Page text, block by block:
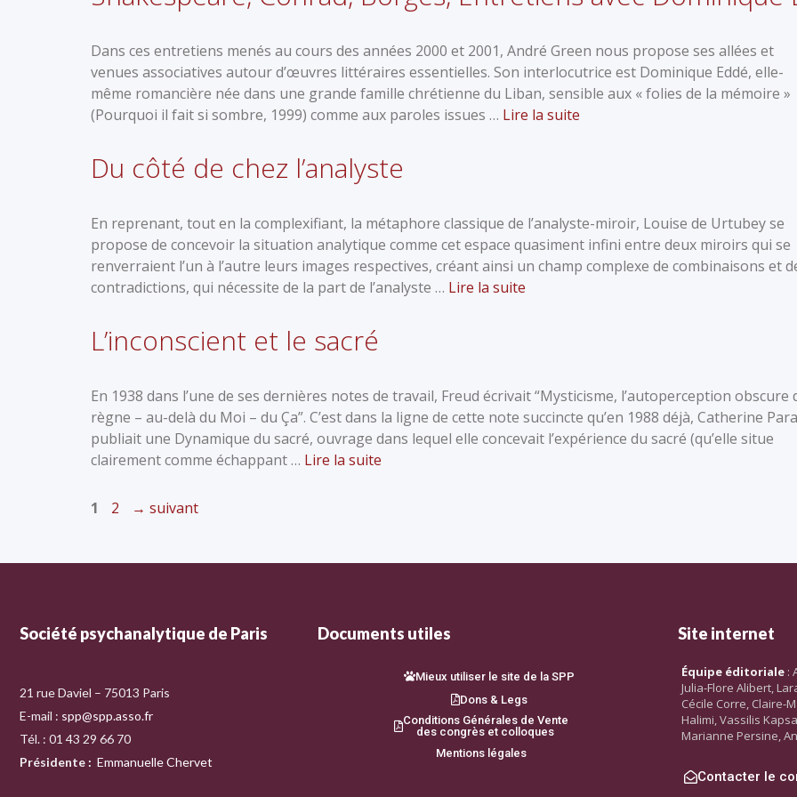
Dans ces entretiens menés au cours des années 2000 et 2001, André Green nous propose ses allées et
venues associatives autour d’œuvres littéraires essentielles. Son interlocutrice est Dominique Eddé, elle-
même romancière née dans une grande famille chrétienne du Liban, sensible aux « folies de la mémoire »
(Pourquoi il fait si sombre, 1999) comme aux paroles issues … Lire la suite
Du côté de chez l’analyste
En reprenant, tout en la complexifiant, la métaphore classique de l’analyste-miroir, Louise de Urtubey se
propose de concevoir la situation analytique comme cet espace quasiment infini entre deux miroirs qui se
renverraient l’un à l’autre leurs images respectives, créant ainsi un champ complexe de combinaisons et
contradictions, qui nécessite de la part de l’analyste … Lire la suite
L’inconscient et le sacré
En 1938 dans l’une de ses dernières notes de travail, Freud écrivait “Mysticisme, l’autoperception obscure
règne – au-delà du Moi – du Ça”. C’est dans la ligne de cette note succincte qu’en 1988 déjà, Catherine
publiait une Dynamique du sacré, ouvrage dans lequel elle concevait l’expérience du sacré (qu’elle situe
clairement comme échappant … Lire la suite
1 2 → suivant
Société psychanalytique de Paris
21 rue Daviel – 75013 Paris
E-mail : spp@spp.asso.fr
Tél. : 01 43 29 66 70
Présidente : Emmanuelle Chervet
Documents utiles
Mieux utiliser le site de la SPP
Dons & Legs
Conditions Générales de Vente
des congrès et colloques
Mentions légales
Site internet
Équipe éditoriale :
Julia-Flore Alibert,
Cécile Corre, Claire-
Halimi, Vassilis
Marianne Persine,
Contacter le